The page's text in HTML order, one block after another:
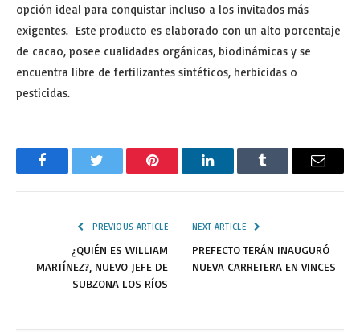
opción ideal para conquistar incluso a los invitados más
exigentes. Este producto es elaborado con un alto porcentaje
de cacao, posee cualidades orgánicas, biodinámicas y se
encuentra libre de fertilizantes sintéticos, herbicidas o
pesticidas.
FacebookTwitter Pinterest LinkedInTumblr Email
PREVIOUS ARTICLE
¿QUIÉN ES WILLIAM
MARTÍNEZ?, NUEVO JEFE DE
SUBZONA LOS RÍOS
NEXT ARTICLE
PREFECTO TERÁN INAUGURÓ
NUEVA CARRETERA EN VINCES